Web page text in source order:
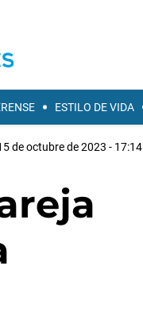
ESTILO DE VIDA
de octubre de 2023 - 17:14